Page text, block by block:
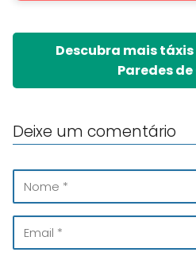
Descubra mais
Paredes
Deixe um comentário